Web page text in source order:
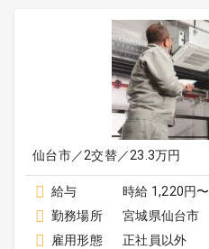
仙台市／2交替／23.3万円
給与
時給 1,220円〜
勤務場所
宮城県仙台市
雇用形態
正社員以外